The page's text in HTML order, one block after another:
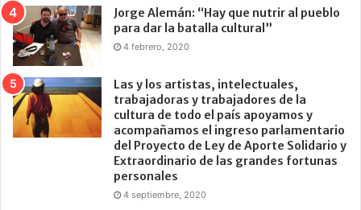
Jorge Alemán: “Hay que nutrir al pueblo
para dar la batalla cultural”
4 febrero, 2020
Las y los artistas, intelectuales,
trabajadoras y trabajadores de la
cultura de todo el país apoyamos y
acompañamos el ingreso parlamentario
del Proyecto de Ley de Aporte Solidario y
Extraordinario de las grandes fortunas
personales
4 septiembre, 2020